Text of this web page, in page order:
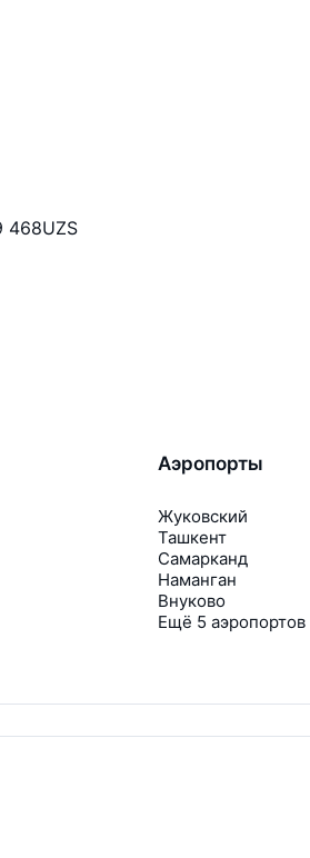
468UZS
Аэропорты
Жуковский
Ташкент
Самарканд
Наманган
Внуково
Ещё 5 аэропортов